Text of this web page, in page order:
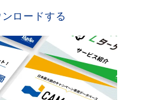
ロードする